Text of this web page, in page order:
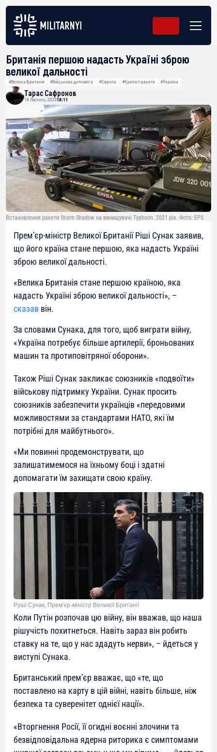
Британія першою надасть Україні зброю
великої дальності
#Велика Британія #Військова допомога #Європа #Крилаті ракети #Україна
Тарас Сафронов
18 Лютого, 202318:11
Встановлення ракети Storm Shadow на винищувачі Typhoon. 2021 рік. Фото: EPS
Прем’єр-міністр Великої Британії Ріші Сунак заявив,
що його країна стане першою, яка надасть Україні
зброю великої дальності.
«Велика Британія стане першою країною, яка
надасть Україні зброю великої дальності», –
сказав він.
За словами Сунака, для того, щоб виграти війну,
«Україна потребує більше артилерії, броньованих
машин та протиповітряної оборони».
Також Ріші Сунак закликає союзників «подвоїти»
військову підтримку України. Сунак просить
союзників забезпечити українців «передовими
можливостями за стандартами НАТО, які їм
потрібні для майбутнього».
«Ми повинні продемонструвати, що
залишатимемося на їхньому боці і здатні
допомагати їм захищати свою країну.
Руші Сунак, Прем’єр-міністр Великої Британії
Коли Путін розпочав цю війну, він вважав, що наша
рішучість похитнеться. Навіть зараз він робить
ставку на те, що у нас здадуть нерви», – йдеться у
виступі Сунака.
Британський премʼєр вважає, що «те, що
поставлено на карту в цій війні, навіть більше, ніж
безпека та суверенітет однієї нації».
«Вторгнення Росії, її огидні воєнні злочини та
безвідповідальна ядерна риторика є симптомами